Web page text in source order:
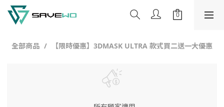
全部商品 【限時優惠】3DMASK ULTRA 款式買二送一大優惠